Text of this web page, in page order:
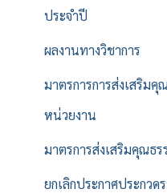
ประจำปี
ผลงานทางวิชาการ
มาตรการการส่งเสริม
หน่วยงาน
มาตรการส่งเสริมคุณธ
ยกเลิกประกาศประกวด